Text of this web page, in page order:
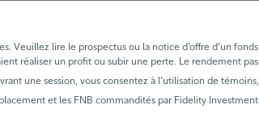
Veuillez lire le prospectus ou la notice d’offre d’un
réaliser un profit ou subir une perte. Le rendement
une session, vous consentez à l’utilisation de
et les FNB commandités par Fidelity